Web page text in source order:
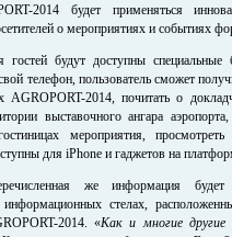
2014 будет применяться
о мероприятиях и событиях
гостей будут доступны специальные
телефон, пользователь сможет
AGROPORT-2014, почитать о
выставочного ангара
мероприятия,
для iPhone и гаджетов на
же информация
информационных стелах,
2014. «Как и многие другие